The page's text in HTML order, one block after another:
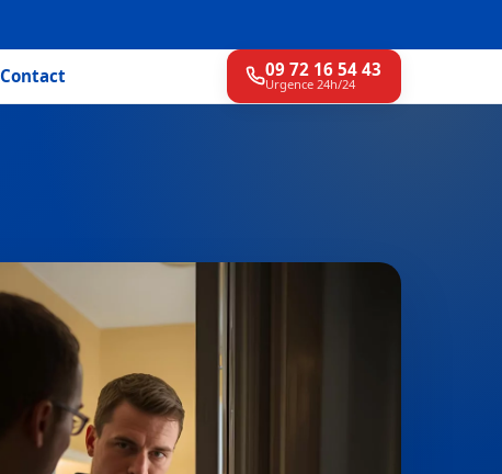
Contact 09 72 16 54 43
Urgence 24h/24